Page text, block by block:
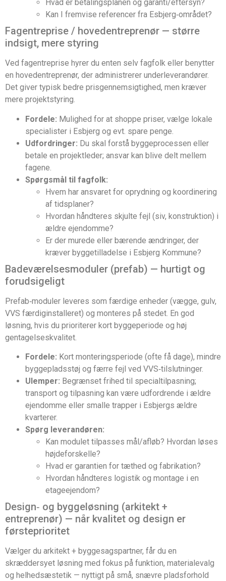
Hvad er betalingsplanen og garanti/eftersyn?
Kan I fremvise referencer fra Esbjerg‑området?
Fagentreprise / hovedentreprenør — større
indsigt, mere styring
Ved fagentreprise hyrer du enten selv fagfolk eller benytter
en hovedentreprenør, der administrerer underleverandører.
Det giver typisk bedre prisgennemsigtighed, men kræver
mere projektstyring.
Fordele: Mulighed for at shoppe priser, vælge lokale
specialister i Esbjerg og evt. spare penge.
Udfordringer: Du skal forstå byggeprocessen eller
betale en projektleder; ansvar kan blive delt mellem
fagene.
Spørgsmål til fagfolk:
Hvem har ansvaret for oprydning og koordinering
af tidsplaner?
Hvordan håndteres skjulte fejl (siv, konstruktion) i
ældre ejendomme?
Er der murede eller bærende ændringer, der
kræver byggetilladelse i Esbjerg Kommune?
Badeværelsesmoduler (prefab) — hurtigt og
forudsigeligt
Prefab‑moduler leveres som færdige enheder (vægge, gulv,
VVS færdiginstalleret) og monteres på stedet. En god
løsning, hvis du prioriterer kort byggeperiode og høj
gentagelseskvalitet.
Fordele: Kort monteringsperiode (ofte få dage), mindre
byggepladsstøj og færre fejl ved VVS‑tilslutninger.
Ulemper: Begrænset frihed til specialtilpasning;
transport og tilpasning kan være udfordrende i ældre
ejendomme eller smalle trapper i Esbjergs ældre
kvarterer.
Spørg leverandøren:
Kan modulet tilpasses mål/afløb? Hvordan løses
højdeforskelle?
Hvad er garantien for tæthed og fabrikation?
Hvordan håndteres logistik og montage i en
etageejendom?
Design‑ og byggeløsning (arkitekt +
entreprenør) — når kvalitet og design er
førsteprioritet
Vælger du arkitekt + byggesagspartner, får du en
skræddersyet løsning med fokus på funktion, materialevalg
og helhedsæstetik — nyttigt på små, snævre pladsforhold